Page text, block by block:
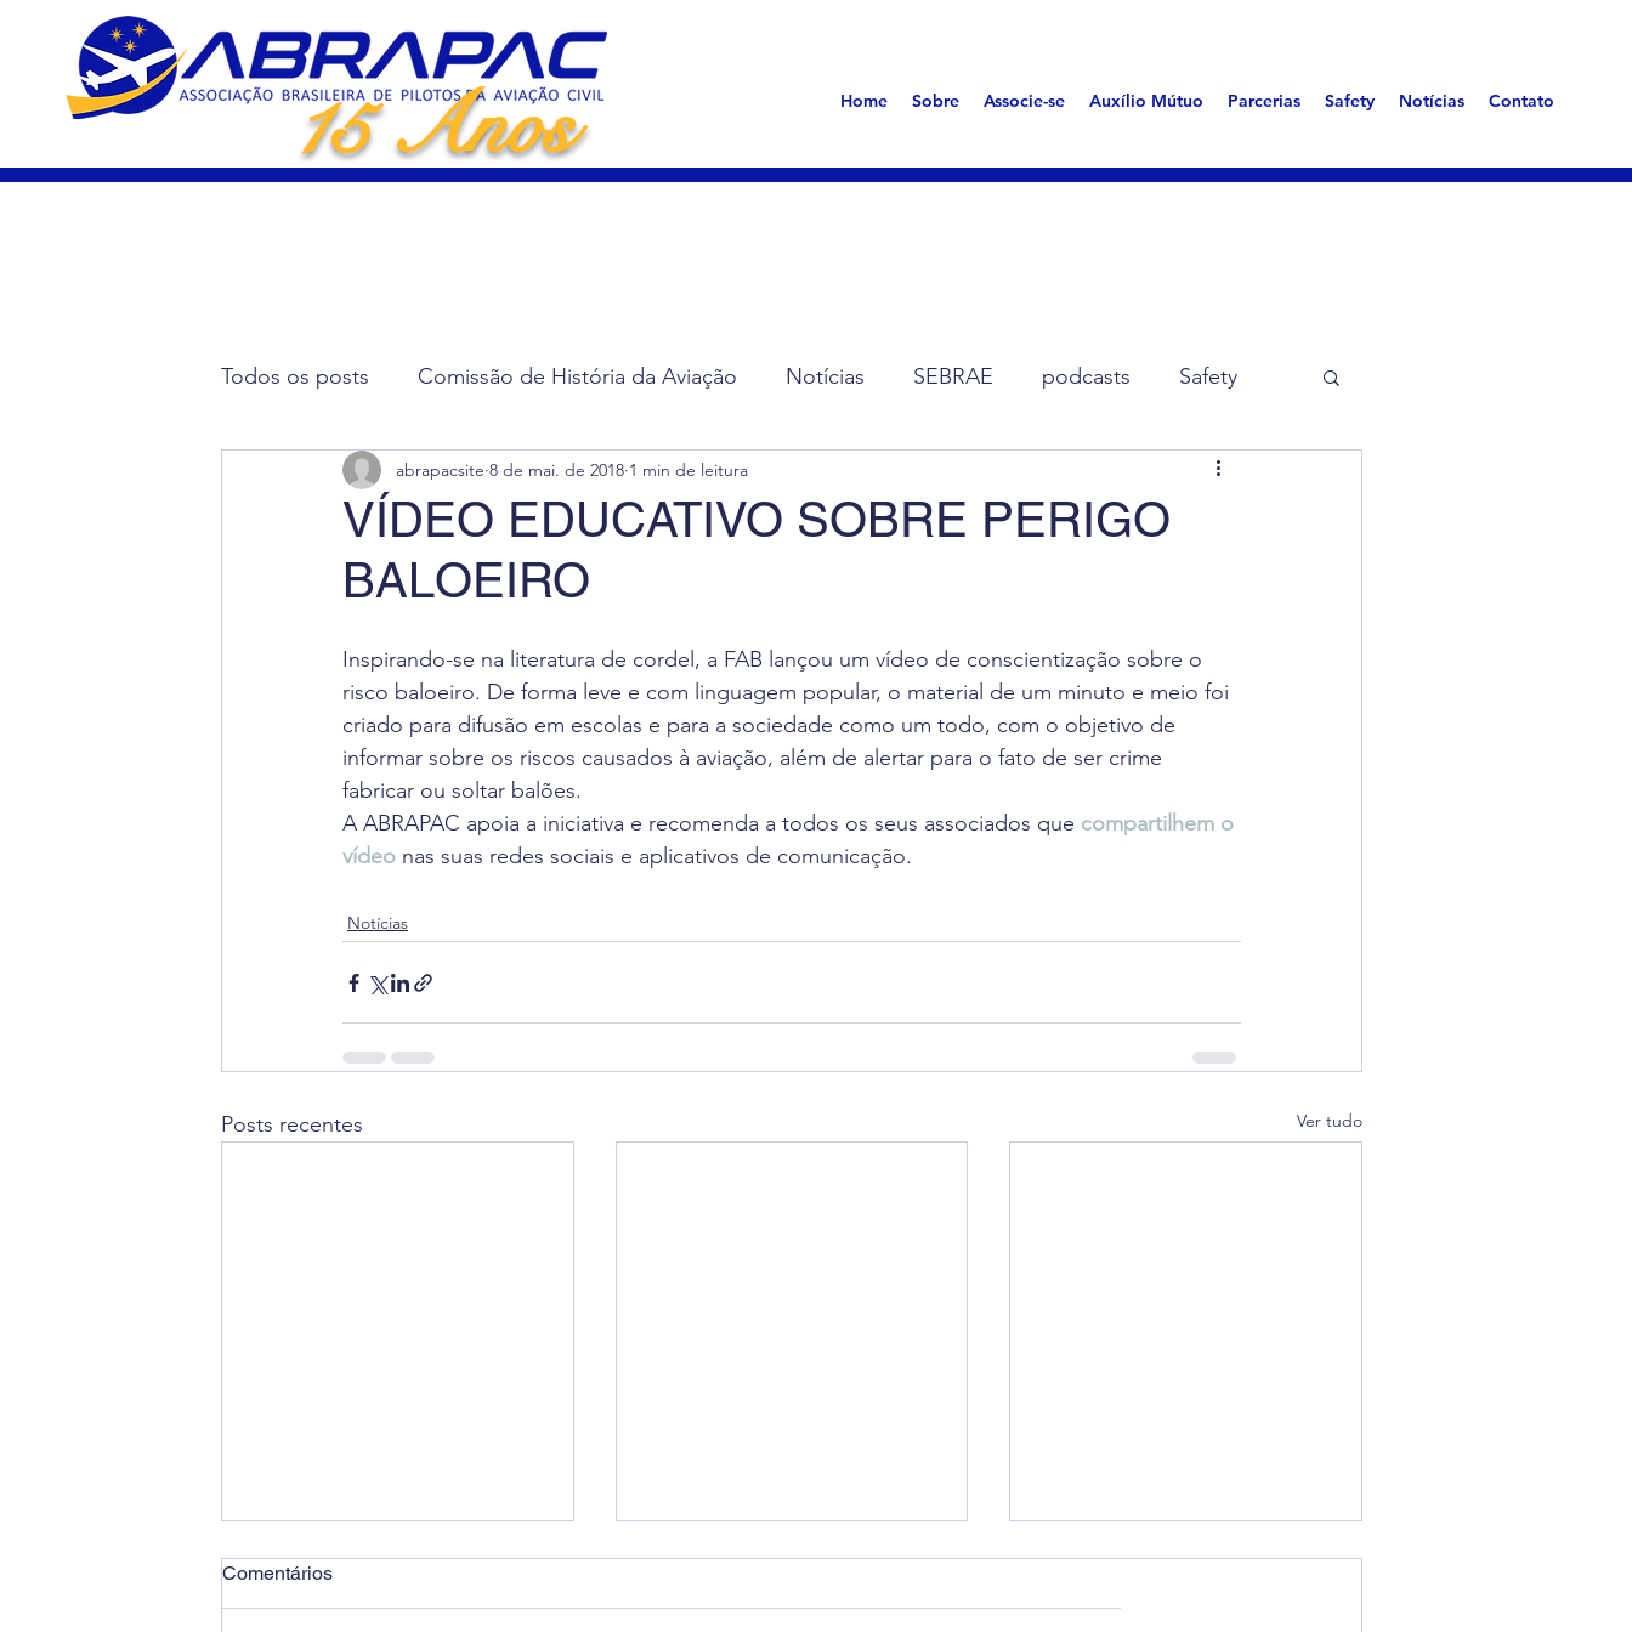
15 Anos Home Sobre Associe-se Auxílio Mútuo Parcerias Safety Notícias Contato
Todos os posts Comissão de História da Aviação Notícias SEBRAE podcasts Safety
Artigos Científicos Eleição de Diretoria Assembleias Síndrome Aerotóxica
Radiação Cósmica Dica de Leitura
Aviação Executiva Oportunidade de Trabalho Eventos Pesquisas
Dica de Inglês Notas Oficiais
VÍDEO EDUCATIVO SOBRE PERIGO
BALOEIRO
abrapacsite 8 de mai. de 2018 1 min de leitura
Inspirando-se na literatura de cordel, a FAB lançou um vídeo de conscientização sobre o
risco baloeiro. De forma leve e com linguagem popular, o material de um minuto e meio foi
criado para difusão em escolas e para a sociedade como um todo, com o objetivo de
informar sobre os riscos causados à aviação, além de alertar para o fato de ser crime
fabricar ou soltar balões.
A ABRAPAC apoia a iniciativa e recomenda a todos os seus associados que compartilhem o
vídeo nas suas redes sociais e aplicativos de comunicação.
Notícias
Posts recentes Ver tudo
Comentários